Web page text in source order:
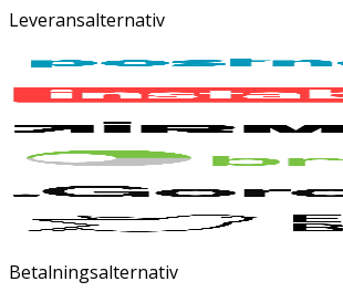
Leveransalternativ
Betalningsalternativ